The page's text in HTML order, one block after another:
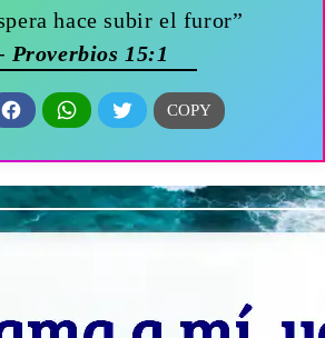
hace subir el furor”
15:1